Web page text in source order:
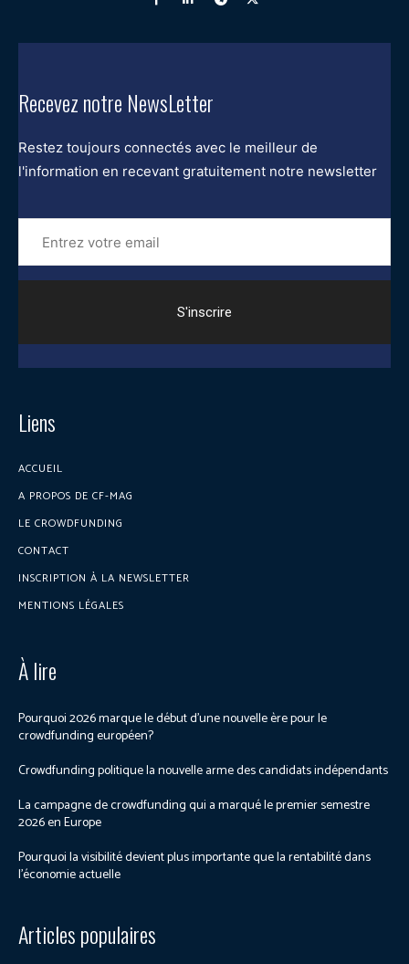
Recevez notre NewsLetter
Restez toujours connectés avec le meilleur de
l'information en recevant gratuitement notre newsletter
Entrez
votre
email
Liens
ACCUEIL
A PROPOS DE CF-MAG
LE CROWDFUNDING
CONTACT
INSCRIPTION À LA NEWSLETTER
MENTIONS LÉGALES
À lire
Pourquoi 2026 marque le début d’une nouvelle ère pour le
crowdfunding européen?
Crowdfunding politique la nouvelle arme des candidats indépendants
La campagne de crowdfunding qui a marqué le premier semestre
2026 en Europe
Pourquoi la visibilité devient plus importante que la rentabilité dans
l’économie actuelle
Articles populaires